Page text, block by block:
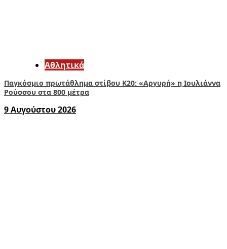
Αθλητικά
Παγκόσμιο πρωτάθλημα στίβου Κ20: «Αργυρή» η Ιουλιάννα
Ρούσσου στα 800 μέτρα
9 Αυγούστου 2026